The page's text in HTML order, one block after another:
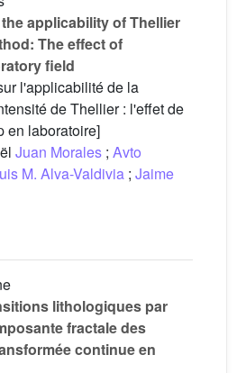
applicability of Thellier
The effect of
field
l'applicabilité de la
de Thellier : l'effet de
en laboratoire]
Juan Morales ; Avto
M. Alva-Valdivia ; Jaime
lithologiques par
fractale des
continue en